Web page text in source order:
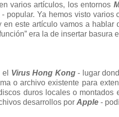
varios artículos, los entornos
popular. Ya hemos visto varios
este artículo vamos a hablar
era la de insertar basura
Virus Hong Kong- lugar
o archivo existente para
duros locales o montados
desarrollos por Apple -